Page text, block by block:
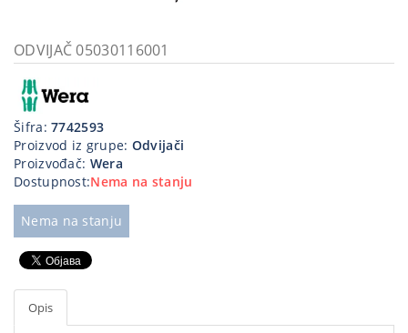
priključci
Kućna
tehnika
Poslovna
oprema,računari
program
ODVIJAČ 05030116001
Šifra:7742593
Proizvod iz grupe: Odvijači
Proizvođač: Wera
Dostupnost:Nema na stanju
Nema na stanju
Opis